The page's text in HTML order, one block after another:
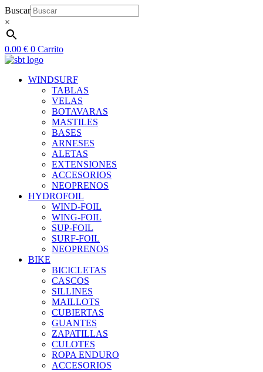
Ir
al
contenido
Buscar
×
0.00 € 0 Carrito
WINDSURF
TABLAS
VELAS
BOTAVARAS
MASTILES
BASES
ARNESES
ALETAS
EXTENSIONES
ACCESORIOS
NEOPRENOS
HYDROFOIL
WIND-FOIL
WING-FOIL
SUP-FOIL
SURF-FOIL
NEOPRENOS
BIKE
BICICLETAS
CASCOS
SILLINES
MAILLOTS
CUBIERTAS
GUANTES
ZAPATILLAS
CULOTES
ROPA ENDURO
ACCESORIOS